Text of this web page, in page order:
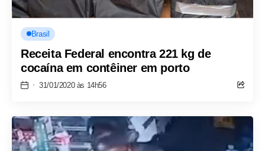
Brasil
Receita Federal encontra 221 kg de
cocaína em contêiner em porto
31/01/2020 às 14h56